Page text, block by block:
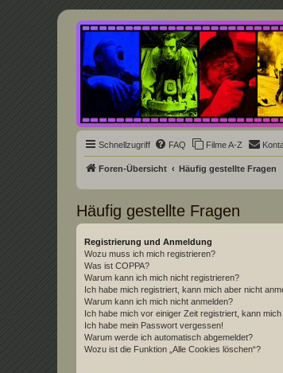
Underground Film
Die Underground Film Community ist ein
Schnellzugriff FAQ Filme A-Z
Foren-Übersicht Häufig gestellte Fragen
Häufig gestellte Fragen
Registrierung und Anmeldung
Wozu muss ich mich registrieren?
Was ist COPPA?
Warum kann ich mich nicht registrieren?
Ich habe mich registriert, kann mich aber nicht
Warum kann ich mich nicht anmelden?
Ich habe mich vor einiger Zeit registriert, kann
Ich habe mein Passwort vergessen!
Warum werde ich automatisch abgemeldet?
Wozu ist die Funktion „Alle Cookies löschen“?